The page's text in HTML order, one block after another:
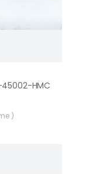
45002-HMC
)